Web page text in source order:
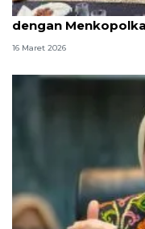
Forum Pimpinan
dengan
16 Maret 2026